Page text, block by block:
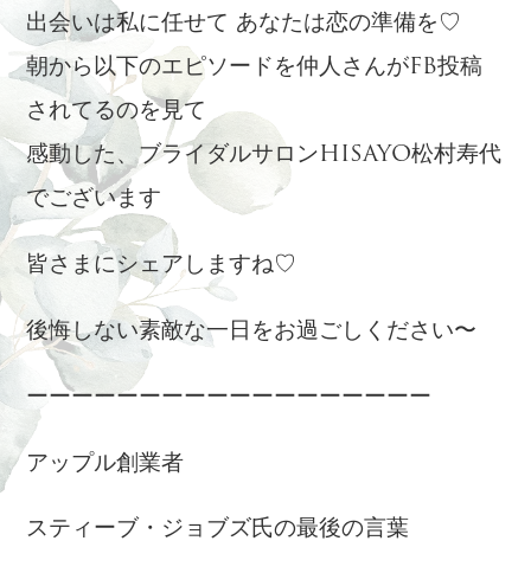
出会いは私に任せて あなたは恋の準備を♡
朝から以下のエピソードを仲人さんがFB投稿
されてるのを見て
感動した、ブライダルサロンHISAYO松村寿代
でございます
皆さまにシェアしますね♡
後悔しない素敵な一日をお過ごしください〜
ーーーーーーーーーーーーーーーーーー
アップル創業者
スティーブ・ジョブズ氏の最後の言葉